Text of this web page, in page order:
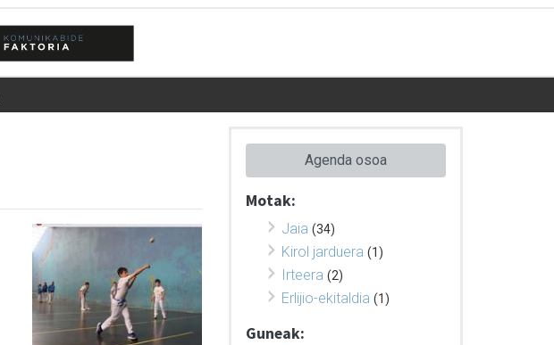
Agenda osoa
Motak:
Jaia (34)
Kirol jarduera (1)
Irteera (2)
Erlijio-ekitaldia (1)
Guneak: